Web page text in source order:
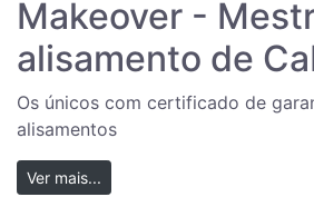
Makeover -
alisamento de
Os únicos com certificado de
alisamentos
Ver mais...